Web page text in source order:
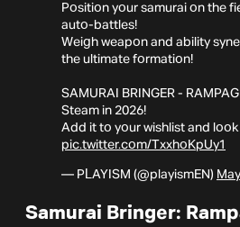
Position your samurai on the
auto-battles!
Weigh weapon and ability
the ultimate formation!
SAMURAI BRINGER -
Steam in 2026!
Add it to your wishlist and
pic.twitter.com/TxxhoKpUy1
— PLAYISM (@playismEN)
Samurai Bringer: